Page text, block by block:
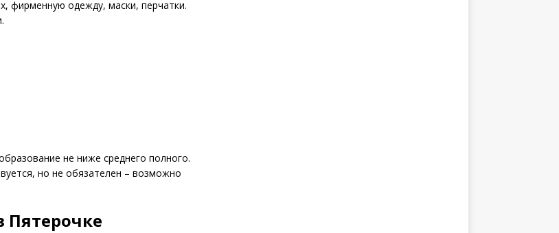
фирменную одежду, маски, перчатки.
не ниже среднего полного.
но не обязателен – возможно
Пятерочке